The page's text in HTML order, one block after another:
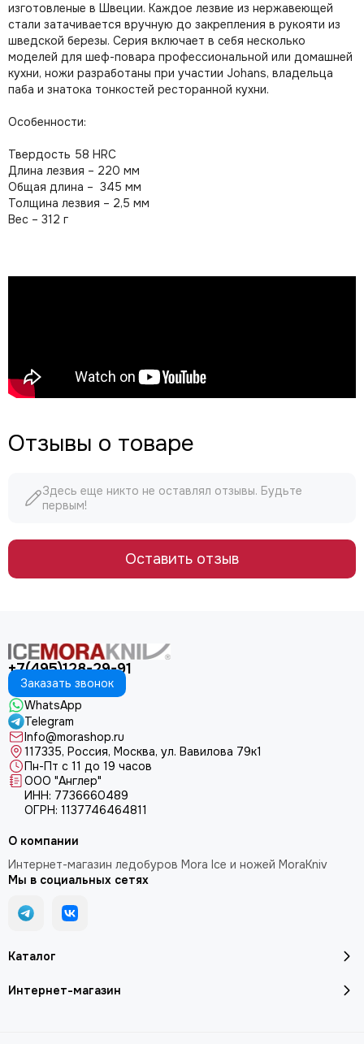
изготовленые в Швеции. Каждое лезвие из нержавеющей
стали затачивается вручную до закрепления в рукояти из
шведской березы. Серия включает в себя несколько
моделей для шеф-повара профессиональной или домашней
кухни, ножи разработаны при участии Johans, владельца
паба и знатока тонкостей ресторанной кухни.
Особенности:
Твердость 58 HRC
Длина лезвия – 220 мм
Общая длина – 345 мм
Толщина лезвия – 2,5 мм
Вес – 312 г
Отзывы о товаре
Здесь еще никто не оставлял отзывы. Будьте
первым!
Оставить отзыв
+7(495)128-29-91
Заказать звонок
WhatsApp
Telegram
Info@morashop.ru
117335, Россия, Москва, ул. Вавилова 79к1
Пн-Пт с 11 до 19 часов
ООО "Англер"
ИНН: 7736660489
ОГРН: 1137746464811
Каталог
Интернет-магазин
О компании
Интернет-магазин ледобуров Mora Ice и ножей MoraKniv
Мы в социальных сетях